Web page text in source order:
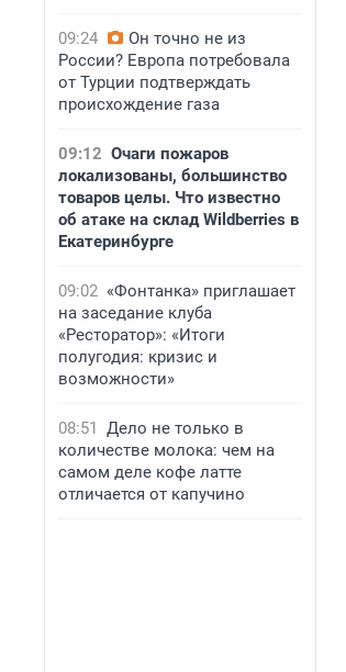
09:24
Он точно не из
России? Европа потребовала
от Турции подтверждать
происхождение газа
09:12 Очаги пожаров
локализованы, большинство
товаров целы. Что известно
об атаке на склад Wildberries в
Екатеринбурге
09:02 «Фонтанка» приглашает
на заседание клуба
«Ресторатор»: «Итоги
полугодия: кризис и
возможности»
08:51 Дело не только в
количестве молока: чем на
самом деле кофе латте
отличается от капучино